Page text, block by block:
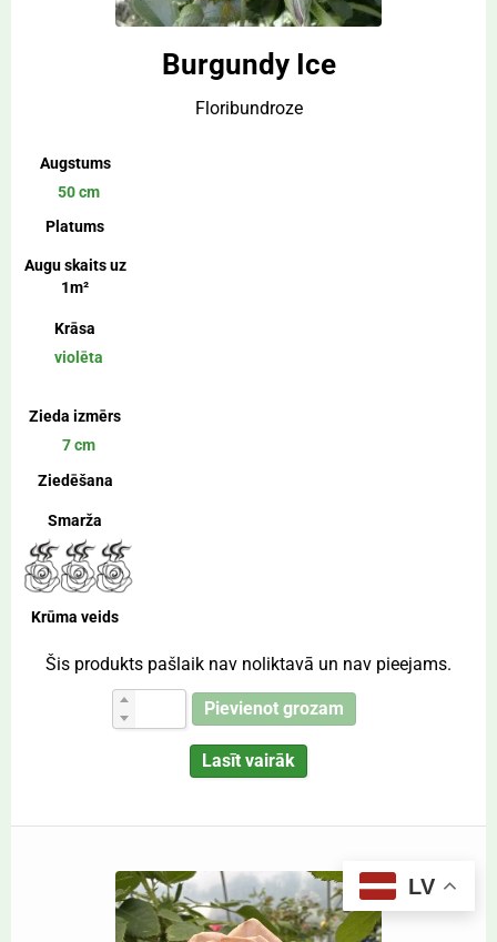
Burgundy Ice
Floribundroze
Augstums
50 cm
Platums
Augu skaits uz
1m²
Krāsa
violēta
Zieda izmērs
7 cm
Ziedēšana
Smarža
Krūma veids
Šis produkts pašlaik nav noliktavā un nav pieejams.
Pievienot grozam
Lasīt vairāk
LV